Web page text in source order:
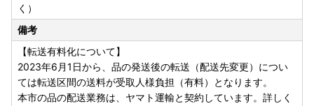
く）
備考
【転送有料化について】
2023年6月1日から、品の発送後の転送（配送先変更）につい
ては転送区間の送料が受取人様負担（有料）となります。
本市の品の配送業務は、ヤマト運輸と契約しています。詳しく